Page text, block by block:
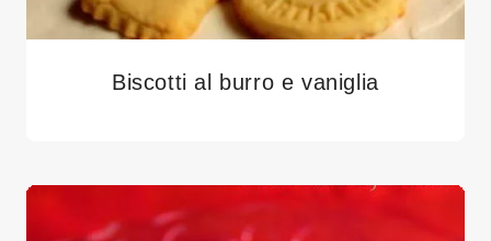
Biscotti al burro e vaniglia